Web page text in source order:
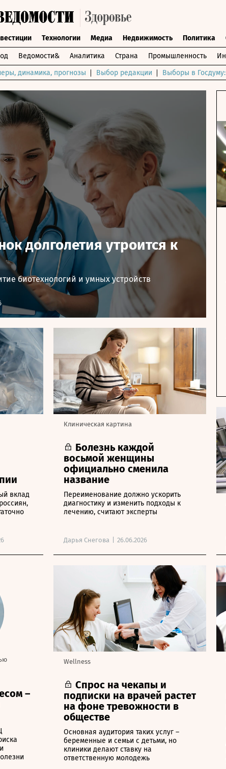
Технологии Медиа Недвижимость Политика
Ведомости& Аналитика Страна Промышленность
динамика, прогнозы Выбор редакции Выборы в
долголетия утроится к
биотехнологий и умных устройств
вклад
Клиническая картина
Болезнь каждой
восьмой женщины
официально сменила
название
Переименование должно ускорить
диагностику и изменить подходы к
лечению, считают эксперты
Дарья Снегова 26.06.2026
–
Wellness
Спрос на чекапы и
подписки на врачей растет
на фоне тревожности в
обществе
Основная аудитория таких услуг –
беременные и семьи с детьми, но
клиники делают ставку на
ответственную молодежь